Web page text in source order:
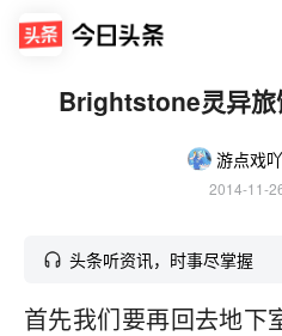
Brightstone灵异旅
游点戏吖
2014-11-
头条听资讯，时事尽掌握
首先我们要再回去地下